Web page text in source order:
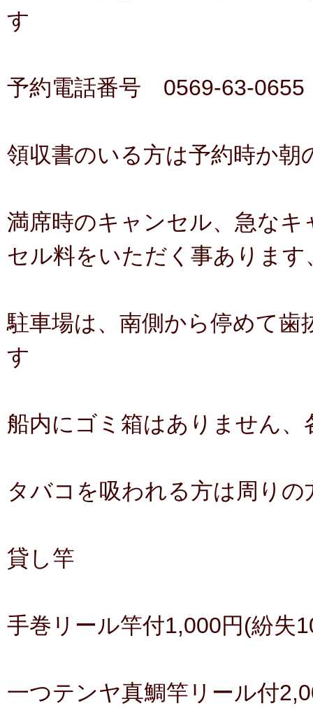
す
予約電話番号 0569-63-0655
領収書のいる方は予約時か朝
満席時のキャンセル、急な
セル料をいただく事ありま
駐車場は、南側から停めて
す
船内にゴミ箱はありません、
タバコを吸われる方は周り
貸し竿
手巻リール竿付1,000円(紛失
一つテンヤ真鯛竿リール付